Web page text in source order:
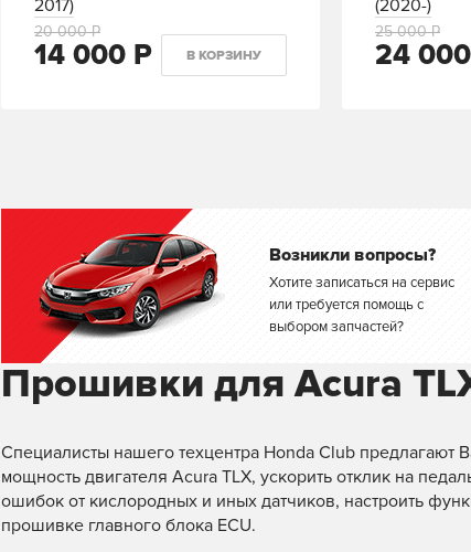
2017)
14 000 Р
20 000 Р
В КОРЗИНУ
(2020-)
24
25 000 Р
Возникли вопросы?
Хотите записаться на сервис
или требуется помощь с
выбором запчастей?
Прошивки для Acura
Специалисты нашего техцентра Honda Club предлагают
мощность двигателя Acura TLX, ускорить отклик на
ошибок от кислородных и иных датчиков, настроить
прошивке главного блока ECU.